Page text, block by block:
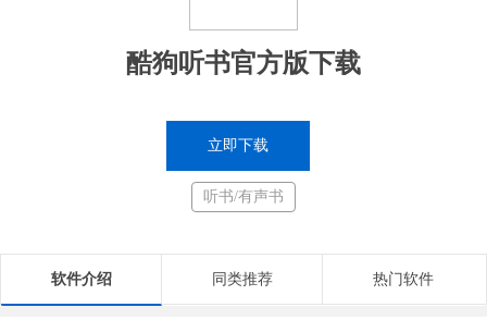
酷狗听书官方版下载
立即下载
听书/有声书
软件介绍 同类推荐 热门软件